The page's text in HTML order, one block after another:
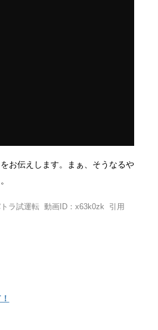
お伝えします。まぁ、そうなるや
ラ試運転 動画ID：x63k0zk 引用